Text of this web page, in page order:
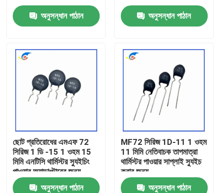
পণ্য
ভিডিও
কারখানা পরিদর্শন
গুণমান নিয়ন্ত্রণ
সরবরাহের জন্য উপযুক্ত
অনুসন্ধান পাঠান
এম্প্লিফায়ার
অনুসন্ধান পাঠান
ছোট প্রতিরোধের এমএফ 72
সিরিজ 1 ডি -15 1 ওহম 15
মিমি এনটিসি থার্মিস্টর স্যুইচিং
পাওয়ার অ্যাডাপ্টারের জন্য
উপযুক্ত
অনুসন্ধান পাঠান
MF72 সিরিজ 1D-11 1 ওহম
11 মিমি নেতিবাচক তাপমাত্রা
থার্মিস্টর পাওয়ার সাপ্লাই স্যুইচ
করার জন্য
অনুসন্ধান পাঠান